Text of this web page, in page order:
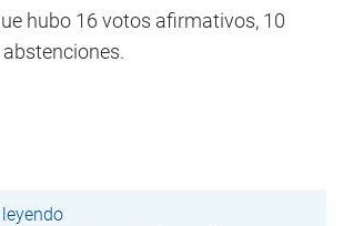
hubo 16 votos afirmativos, 10